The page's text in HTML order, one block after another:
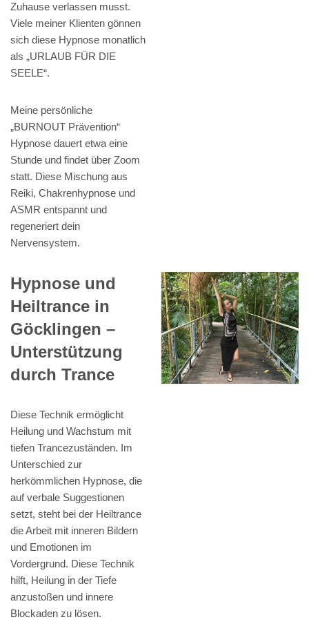
Zuhause verlassen musst.
Viele meiner Klienten gönnen
sich diese Hypnose monatlich
als „URLAUB FÜR DIE
SEELE“.
Meine persönliche
„BURNOUT Prävention“
Hypnose dauert etwa eine
Stunde und findet über Zoom
statt. Diese Mischung aus
Reiki, Chakrenhypnose und
ASMR entspannt und
regeneriert dein
Nervensystem.
Hypnose und
Heiltrance in
Göcklingen –
Unterstützung
durch Trance
Diese Technik ermöglicht
Heilung und Wachstum mit
tiefen Trancezuständen. Im
Unterschied zur
herkömmlichen Hypnose, die
auf verbale Suggestionen
setzt, steht bei der Heiltrance
die Arbeit mit inneren Bildern
und Emotionen im
Vordergrund. Diese Technik
hilft, Heilung in der Tiefe
anzustoßen und innere
Blockaden zu lösen.